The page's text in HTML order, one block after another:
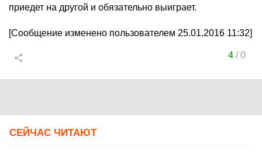
приедет на другой и обязательно выиграет.
[Сообщение изменено пользователем 25.01.2016 11:32]
4/0
СЕЙЧАС ЧИТАЮТ